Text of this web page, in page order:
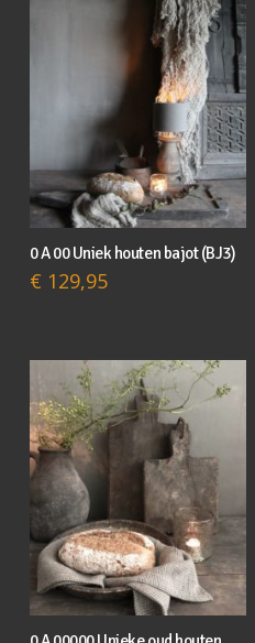
0 A 00 Uniek houten bajot (BJ3)
€ 129,95